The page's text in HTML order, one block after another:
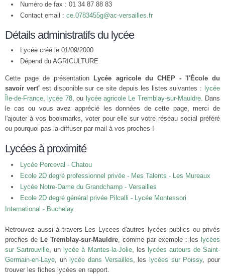
Numéro de fax : 01 34 87 88 83
Contact email : ce.0783455g@ac-versailles.fr
Détails administratifs du lycée
Lycée créé le 01/09/2000
Dépend du AGRICULTURE
Cette page de présentation
Lycée agricole du CHEP - 'l'École du
savoir vert'est disponible sur ce site depuis les listes suivantes : lycée
Île-de-France, lycée 78, ou lycée agricole Le Tremblay-sur-Mauldre. Dans
le cas ou vous avez apprécié les données de cette page, merci de
l'ajouter à vos bookmarks, voter pour elle sur votre réseau social préféré
ou pourquoi pas la diffuser par mail à vos proches !
Lycées à proximité
Lycée Perceval - Chatou
Ecole 2D degré professionnel privée - Mes Talents - Les Mureaux
Lycée Notre-Dame du Grandchamp - Versailles
Ecole 2D degré général privée Pilcalli - Lycée Montessori
International - Buchelay
Retrouvez aussi à travers Les Lycees d'autres lycées publics ou privés
proches de Le Tremblay-sur-Mauldre, comme par exemple : les lycées
sur Sartrouville, un lycée à Mantes-la-Jolie, les lycées autours de Saint-
Germain-en-Laye, un lycée dans Versailles, les lycées sur Poissy, pour
trouver les fiches lycées en rapport.